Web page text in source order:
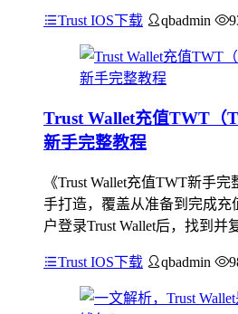
Trust IOS下载 qbadmin
Trust Wallet充值TWT（
新手完整教程
《Trust Wallet充值TWT新手
手打造，覆盖从准备到完成充
户登录Trust Wallet后，找到并
Trust IOS下载 qbadmin